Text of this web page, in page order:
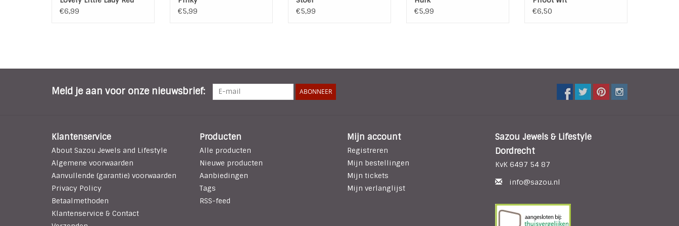
€6,99
€5,99
€5,99
€5,99
€6,50
Meld je aan voor onze nieuwsbrief: ABONNEER
Klantenservice
About Sazou Jewels and Lifestyle
Algemene voorwaarden
Aanvullende (garantie) voorwaarden
Privacy Policy
Betaalmethoden
Klantenservice & Contact
Producten
Alle producten
Nieuwe producten
Aanbiedingen
Tags
RSS-feed
Mijn account
Registreren
Mijn bestellingen
Mijn tickets
Mijn verlanglijst
Sazou Jewels & Lifestyle
Dordrecht
KvK 6497 54 87
info@sazou.nl